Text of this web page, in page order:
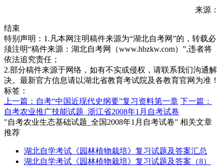
来源：
结束
特别声明：1.凡本网注明稿件来源为“湖北自考网”的，转载必
须注明“稿件来源：湖北自考网（www.hbzkw.com）”,违者将
依法追究责任；
2.部分稿件来源于网络，如有不实或侵权，请联系我们沟通解
决。最新官方信息请以湖北省教育考试院及各教育官网为准！
标签：
上一篇：自考“中国近现代史纲要”复习资料第一章 下一篇：
自考农业推广技能试题_浙江省2008年1月自考试卷
"自考农业生态基础试题_全国2008年1月自考试卷" 相关文章
推荐
湖北自学考试《园林植物栽培》复习试题及答案汇总
湖北自学考试《园林植物栽培》复习试题及答案（8）